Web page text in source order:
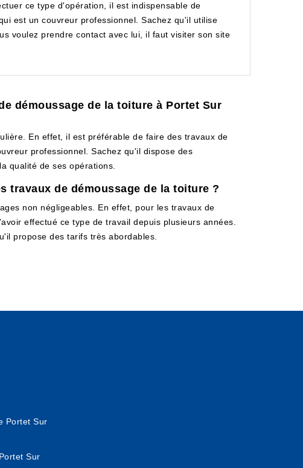
ce type d'opération, il est indispensable de
est un couvreur professionnel. Sachez qu'il utilise
voulez prendre contact avec lui, il faut visiter son site
démoussage de la toiture à Portet Sur
En effet, il est préférable de faire des travaux de
professionnel. Sachez qu'il dispose des
qualité de ses opérations.
travaux de démoussage de la toiture ?
non négligeables. En effet, pour les travaux de
effectué ce type de travail depuis plusieurs années.
propose des tarifs très abordables.
Portet Sur
Sur